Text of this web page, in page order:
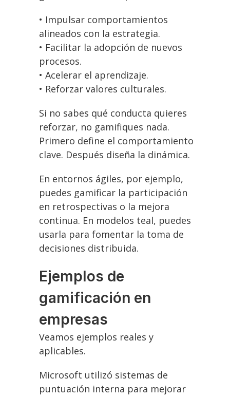
• Impulsar comportamientos
alineados con la estrategia.
• Facilitar la adopción de nuevos
procesos.
• Acelerar el aprendizaje.
• Reforzar valores culturales.
Si no sabes qué conducta quieres
reforzar, no gamifiques nada.
Primero define el comportamiento
clave. Después diseña la dinámica.
En entornos ágiles, por ejemplo,
puedes gamificar la participación
en retrospectivas o la mejora
continua. En modelos teal, puedes
usarla para fomentar la toma de
decisiones distribuida.
Ejemplos de
gamificación en
empresas
Veamos ejemplos reales y
aplicables.
Microsoft utilizó sistemas de
puntuación interna para mejorar